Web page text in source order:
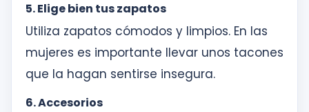
5. Elige bien tus zapatos
Utiliza zapatos cómodos y limpios. En las
mujeres es importante llevar unos tacones
que la hagan sentirse insegura.
6. Accesorios